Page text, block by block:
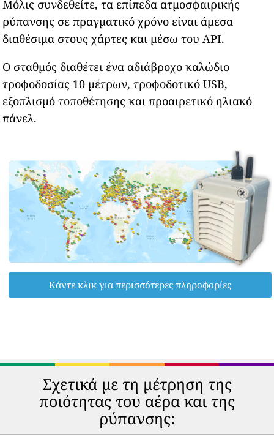
Μόλις συνδεθείτε, τα επίπεδα ατμοσφαιρικής
ρύπανσης σε πραγματικό χρόνο είναι άμεσα
διαθέσιμα στους χάρτες και μέσω του API.
Ο σταθμός διαθέτει ένα αδιάβροχο καλώδιο
τροφοδοσίας 10 μέτρων, τροφοδοτικό USB,
εξοπλισμό τοποθέτησης και προαιρετικό ηλιακό
πάνελ.
Κάντε κλικ για περισσότερες πληροφορίες
Σχετικά με τη μέτρηση της
ποιότητας του αέρα και της
ρύπανσης: